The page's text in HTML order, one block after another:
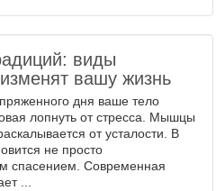
виды
вашу жизнь
дня ваше тело
лопнуть от стресса. Мышцы
от усталости. В
не просто
спасением. Современная
...